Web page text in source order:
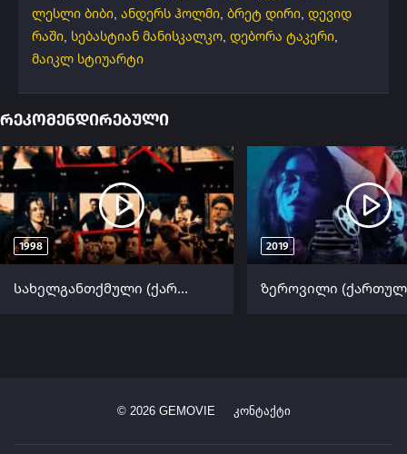
ლესლი ბიბი, ანდერს ჰოლმი, ბრეტ დირი, დევიდ
რაში, სებასტიან მანისკალკო, დებორა ტაკერი,
მაიკლ სტიუარტი
რეკომენდირებული
1998
სახელგანთქმული (ქართულად) / Celebrity (Saxelgantqmuli Qartulad) ქართულად 1998
2019
© 2026GEMOVIE კონტაქტი